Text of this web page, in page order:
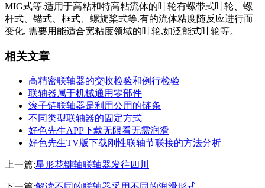
MIG式等.适用于高粘和特高粘流体的叶轮有螺带式叶轮、螺
杆式、锚式、框式、螺旋桨式等.有的流体粘度随反应进行而
变化, 需要用能适合宽粘度领域的叶轮,如泛能式叶轮等。
相关文章
高精密联轴器的交收检验和例行检验
联轴器属于机械通用零部件
滚子链联轴器是利用公用的链条
不同类型联轴器的固定方式
好色先生APP下载无限看无需润滑
好色先生TV版下载刚性联轴节联接的方法分析
上一篇:星形花键轴联轴器发往四川